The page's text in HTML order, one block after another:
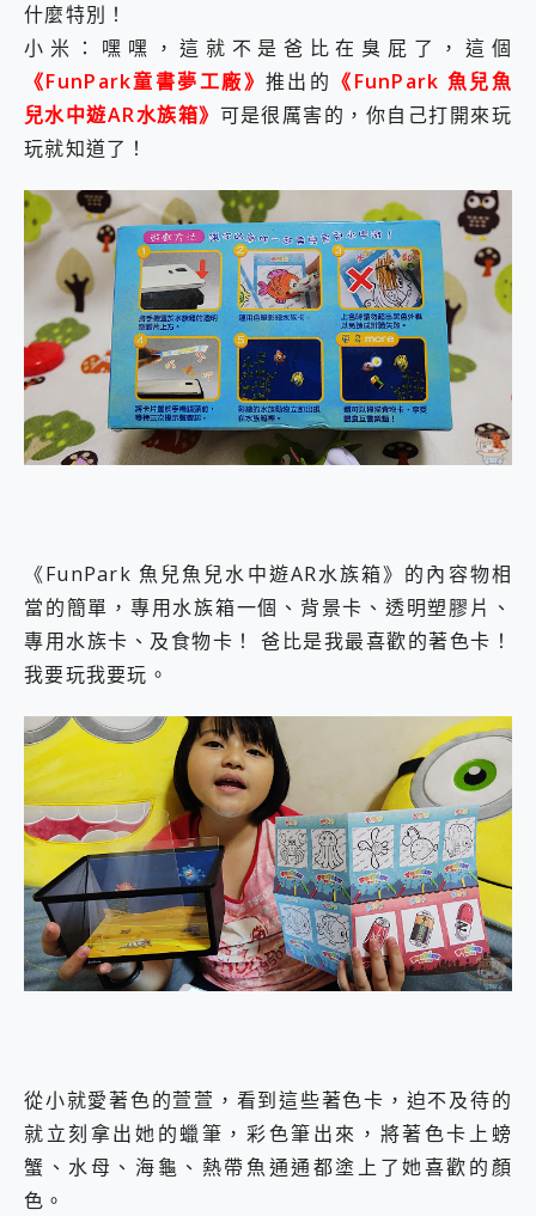
什麼特別！
小米：嘿嘿，這就不是爸比在臭屁了，這個
《FunPark童書夢工廠》 推出的 《FunPark 魚兒魚
兒水中遊AR水族箱》 可是很厲害的，你自己打開來玩
玩就知道了！
《FunPark 魚兒魚兒水中遊AR水族箱》的內容物相
當的簡單，專用水族箱一個、背景卡、透明塑膠片、
專用水族卡、及食物卡！ 爸比是我最喜歡的著色卡！
我要玩我要玩。
從小就愛著色的萱萱，看到這些著色卡，迫不及待的
就立刻拿出她的蠟筆，彩色筆出來，將著色卡上螃
蟹、水母、海龜、熱帶魚通通都塗上了她喜歡的顏
色。